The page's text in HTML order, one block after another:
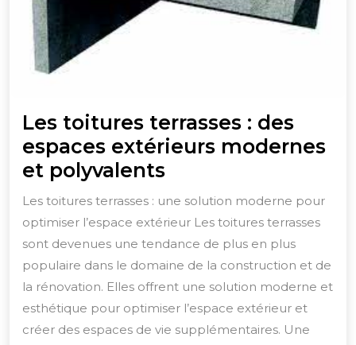
Les toitures terrasses : des
espaces extérieurs modernes
et polyvalentsLes
toitures
terrasses
:
des
espaces
extérieurs
modernes
Les toitures terrasses : une solution moderne pour
optimiser l’espace extérieur Les toitures terrasses
sont devenues une tendance de plus en plus
populaire dans le domaine de la construction et de
la rénovation. Elles offrent une solution moderne et
esthétique pour optimiser l’espace extérieur et
créer des espaces de vie supplémentaires. Une